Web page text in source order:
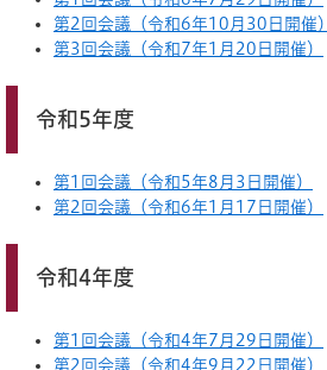
第2回会議（令和6年10月30日開催）
第3回会議（令和7年1月20日開催）
令和5年度
第1回会議（令和5年8月3日開催）
第2回会議（令和6年1月17日開催）
令和4年度
第1回会議（令和4年7月29日開催）
第2回会議（令和4年9月22日開催）